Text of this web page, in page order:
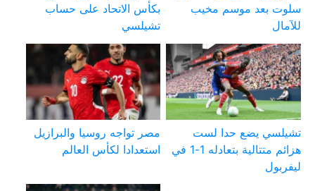
سلوت بعد موسم مخيب
للآمال
بكأس الاتحاد على حساب
تشيلسي
تشيلسي يضع حدا لست
هزائم متتالية بتعادله 1-1 في
ليفربول
مصر تواجه روسيا والبرازيل
استعدادا لكأس العالم